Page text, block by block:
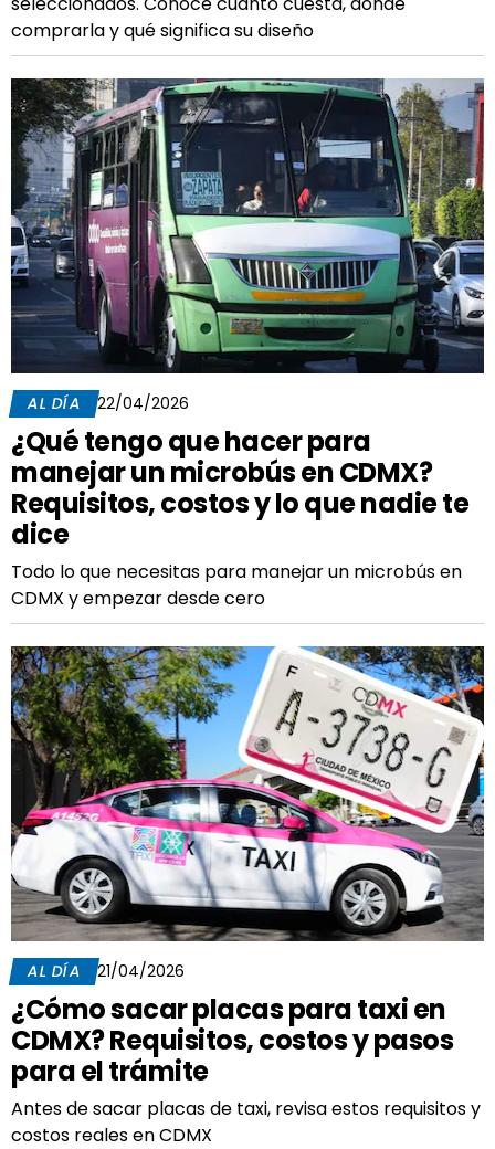
comprarla y qué significa su diseño
AL DÍA 22/04/2026
¿Qué tengo que hacer para
manejar un microbús en CDMX?
Requisitos, costos y lo que nadie te
dice
Todo lo que necesitas para manejar un microbús en
CDMX y empezar desde cero
AL DÍA 21/04/2026
¿Cómo sacar placas para taxi en
CDMX? Requisitos, costos y pasos
para el trámite
Antes de sacar placas de taxi, revisa estos requisitos y
costos reales en CDMX